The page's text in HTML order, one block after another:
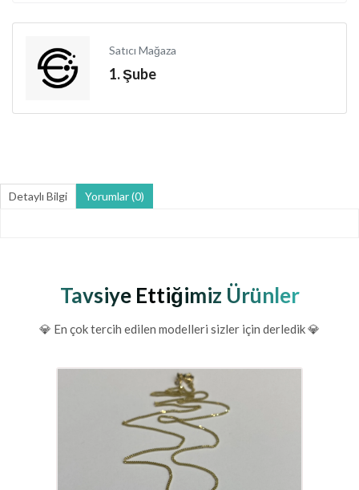
Satıcı Mağaza
1. Şube
Detaylı Bilgi Yorumlar (0)
Tavsiye Ettiğimiz Ürünler
💎 En çok tercih edilen modelleri sizler için derledik 💎